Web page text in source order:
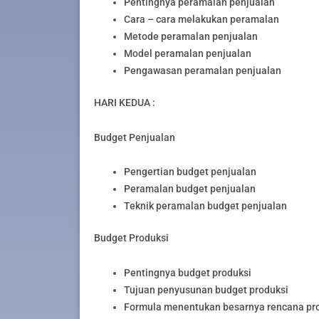
Cara – cara melakukan peramalan
Metode peramalan penjualan
Model peramalan penjualan
Pengawasan peramalan penjualan
HARI KEDUA :
Budget Penjualan
Pengertian budget penjualan
Peramalan budget penjualan
Teknik peramalan budget penjualan
Budget Produksi
Pentingnya budget produksi
Tujuan penyusunan budget produksi
Formula menentukan besarnya rencana